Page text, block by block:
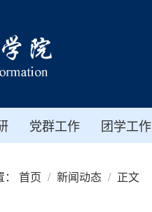
党群工作 团学工作
首页 新闻动态 正文